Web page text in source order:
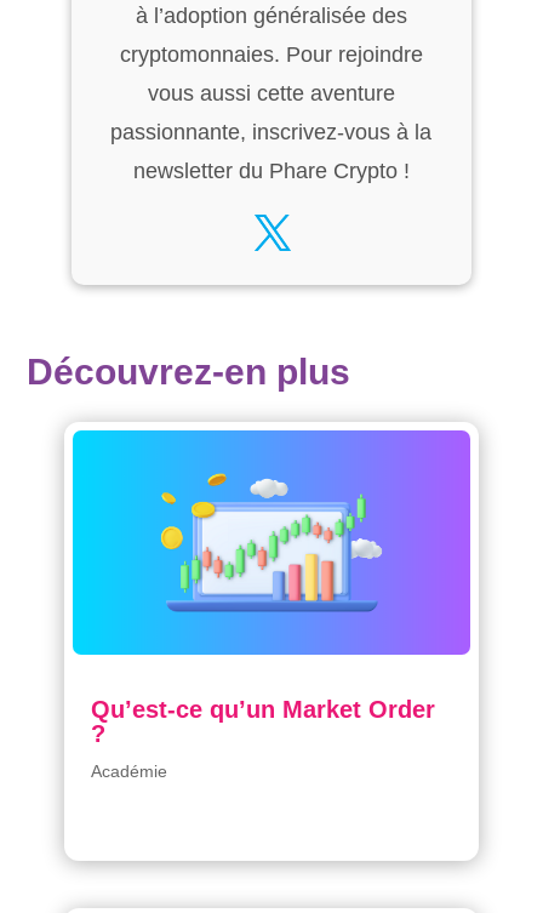
à l’adoption généralisée des
cryptomonnaies. Pour rejoindre
vous aussi cette aventure
passionnante, inscrivez-vous à la
newsletter du Phare Crypto !
Découvrez-en plus
Qu’est-ce qu’un Market Order
?
Académie